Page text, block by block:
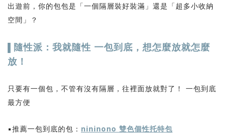
出遊前，你的包包是「一個隔層裝好裝滿」還是「超多小收納
空間」？
隨性派：我就隨性 一包到底，想怎麼放就怎麼
放！
只要有一個包，不管有沒有隔層，往裡面放就對了！ 一包到底
最方便
▪️推薦一包到底的包： nininono 雙色個性托特包